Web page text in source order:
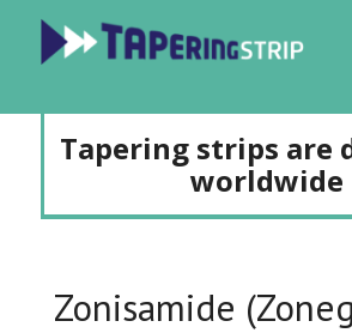
Tapering strips are
worldwide
Zonisamide